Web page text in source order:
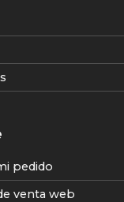
pedido
venta web